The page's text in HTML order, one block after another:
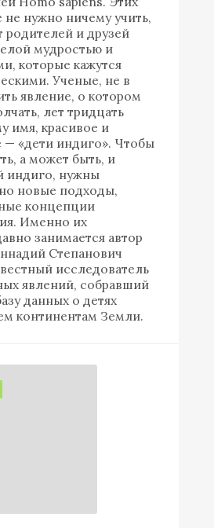
нужно ничему учить,
и друзей
мудростью и
которые кажутся
Ученые, не в
явление, о котором
лет тридцать
имя, красивое и
— «дети индиго». Чтобы
а может быть, и
индиго, нужны
новые подходы,
концепции
Именно их
занимается автор
Степанович
исследователь
явлений, собравший
данных о детях
континентам Земли.